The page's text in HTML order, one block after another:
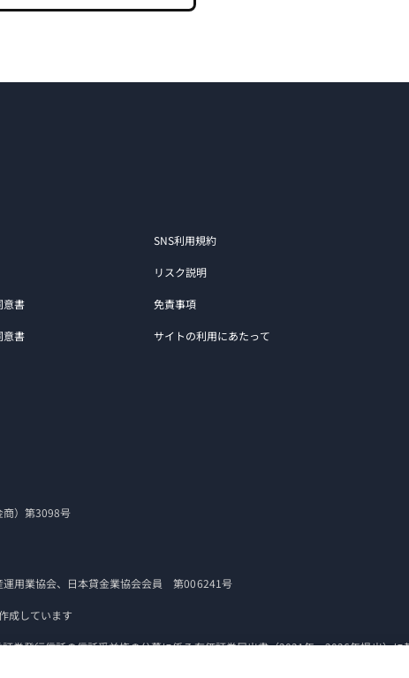
SNS利用規約
リスク説明
意書 免責事項
意書 サイトの利用にあたって
商）第3098号
用業協会、日本貸金業協会会員 第006241号
成しています
券発行信託の信託受益権の公募に係る有価証券届出書（2021年～2026年提出）